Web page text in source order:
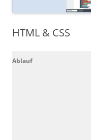
HTML & CSS
Ablauf